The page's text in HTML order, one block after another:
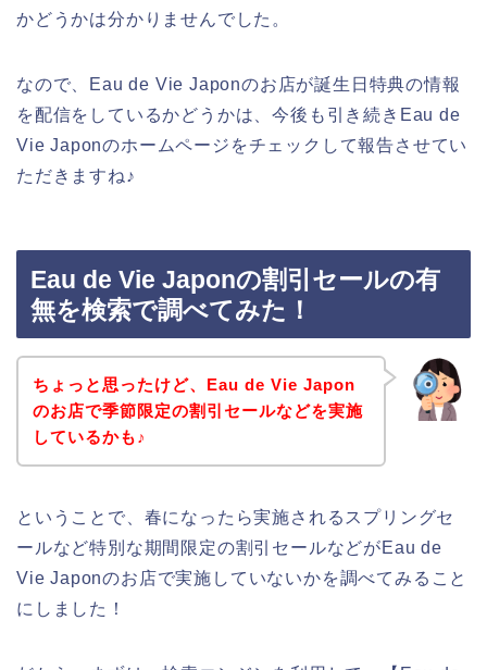
かどうかは分かりませんでした。
なので、Eau de Vie Japonのお店が誕生日特典の情報
を配信をしているかどうかは、今後も引き続きEau de
Vie Japonのホームページをチェックして報告させてい
ただきますね♪
Eau de Vie Japonの割引セールの有
無を検索で調べてみた！
ちょっと思ったけど、Eau de Vie Japon
のお店で季節限定の割引セールなどを実施
しているかも♪
ということで、春になったら実施されるスプリングセ
ールなど特別な期間限定の割引セールなどがEau de
Vie Japonのお店で実施していないかを調べてみること
にしました！